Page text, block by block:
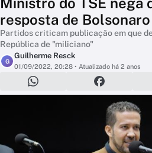
resposta de Bolsonaro
Partidos criticam publicação em que
República de "miliciano"
G
Guilherme Resck
01/09/2022, 20:28 • Atualizado há 2 anos